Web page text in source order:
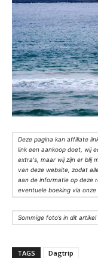
Deze pagina kan affiliate
link een aankoop doet, wij
extra's, maar wij zijn er blij
van deze website, zodat
aan de informatie op deze
eventuele boeking via
Sommige foto’s in dit
TAGS Dagtrip